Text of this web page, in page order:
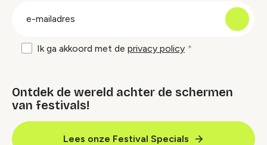
Ik ga akkoord met de privacy policy
Ontdek de wereld achter de schermen
van festivals!
Lees onze Festival Specials